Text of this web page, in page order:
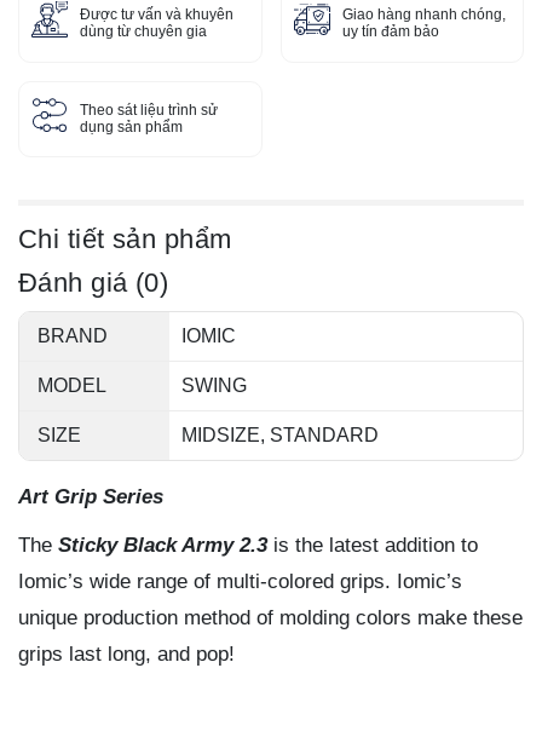
Được tư vấn và khuyên
dùng từ chuyên gia
Giao hàng nhanh chóng,
uy tín đảm bảo
Theo sát liệu trình sử
dụng sản phẩm
Chi tiết sản phẩm
Đánh giá (0)
BRAND IOMIC
MODEL SWING
SIZE MIDSIZE, STANDARD
Art Grip Series
The Sticky Black Army 2.3is the latest addition to
Iomic’s wide range of multi-colored grips. Iomic’s
unique production method of molding colors make these
grips last long, and pop!